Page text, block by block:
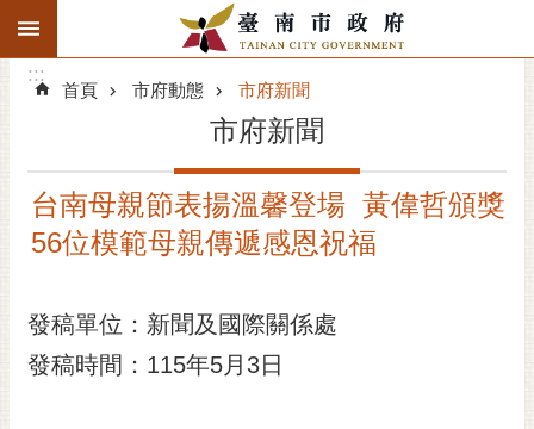
跳到主要內容區塊
搜
階
精彩府城
市府團隊
主題服務
:::
:::
首頁 市府動態 市府新聞
市府新聞
台南母親節表揚溫馨登場 黃偉哲頒獎
56位模範母親傳遞感恩祝福
發稿單位：新聞及國際關係處
發稿時間：115年5月3日